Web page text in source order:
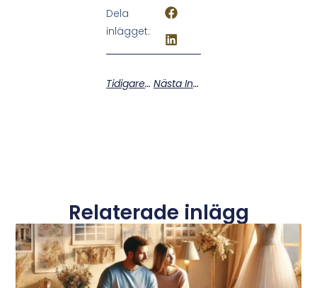
Dela
inlägget:
Tidigare Inlägg Nästa Inlägg
Relaterade inlägg